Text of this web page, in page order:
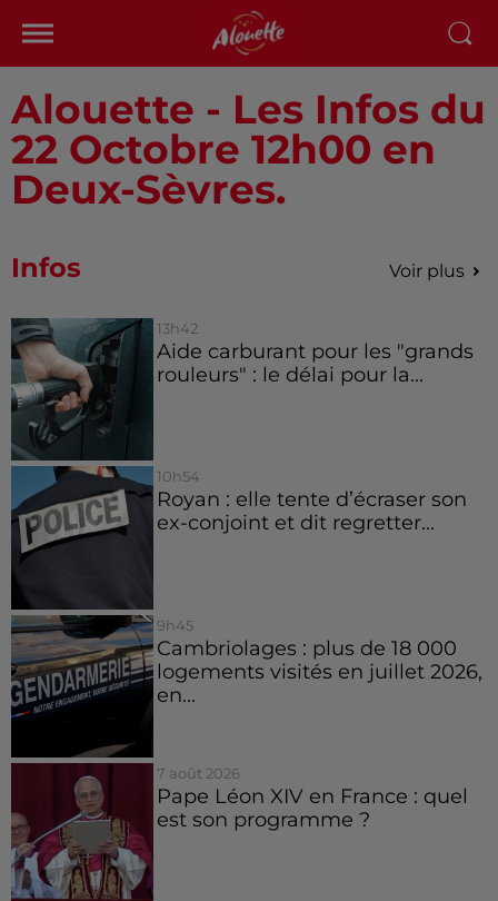
Alouette - Les Infos du
22 Octobre 12h00 en
Deux-Sèvres.
Infos Voir plus
13h42
Aide carburant pour les "grands
rouleurs" : le délai pour la...
10h54
Royan : elle tente d’écraser son
ex-conjoint et dit regretter...
9h45
Cambriolages : plus de 18 000
logements visités en juillet 2026,
en...
7 août 2026
Pape Léon XIV en France : quel
est son programme ?